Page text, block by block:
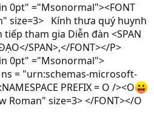
0pt" ="Msonormal"><FONT
size=3> Kính thưa quý huynh
tham gia Diễn đàn <SPAN
SPAN>,</FONT></P>
0pt" ="Msonormal">
= "urn:schemas-microsoft-
PREFIX = O /><O
Roman" size=3> </FONT></O